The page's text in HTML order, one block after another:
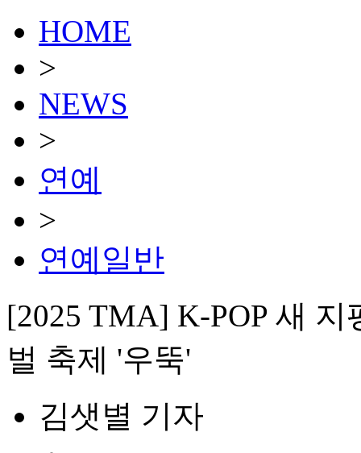
HOME
>
NEWS
>
연예
>
연예일반
[2025 TMA] K-POP 새
벌 축제 '우뚝'
김샛별 기자